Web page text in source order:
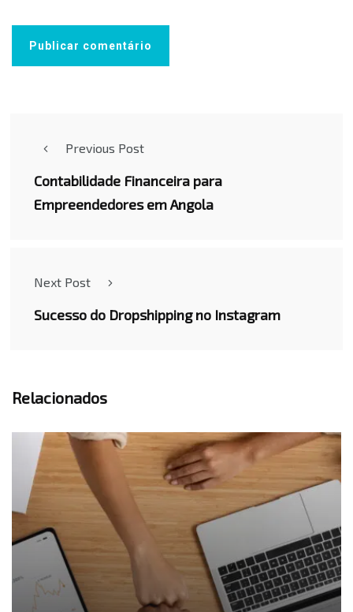
Previous Post
Contabilidade Financeira para
Empreendedores em Angola
Next Post
Sucesso do Dropshipping no Instagram
Relacionados